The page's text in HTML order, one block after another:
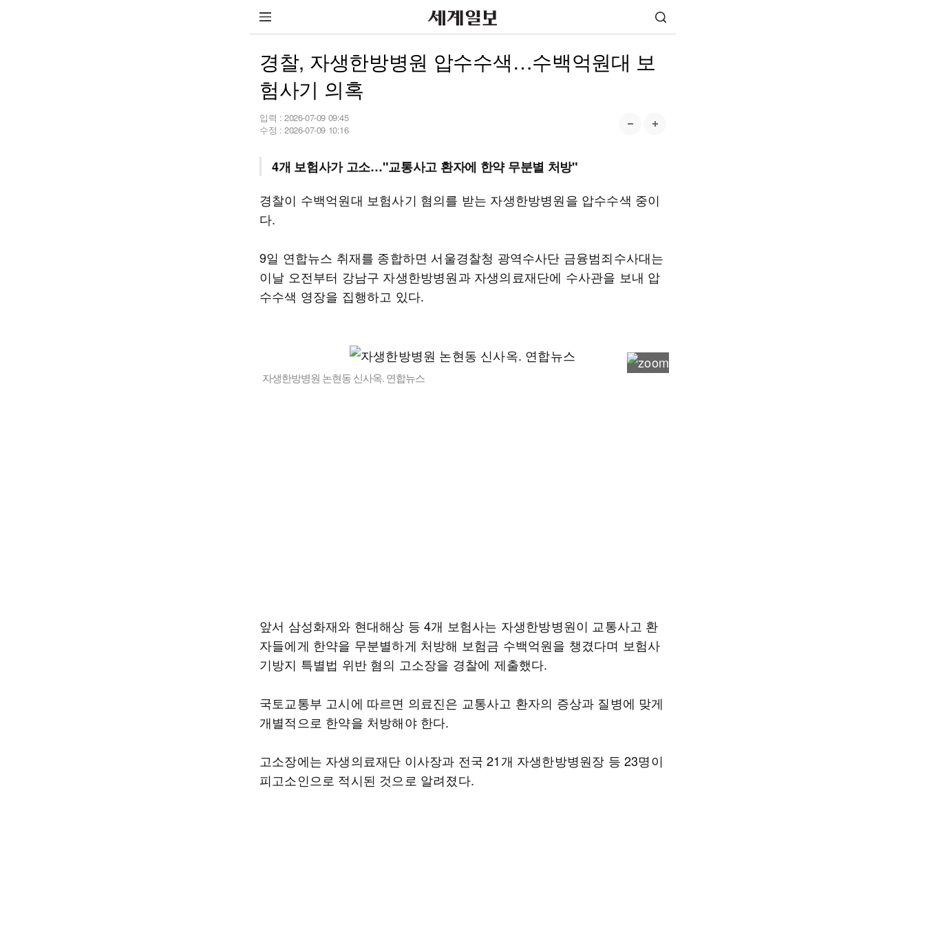
경찰, 자생한방병원 압수수색…수백억원대 보
험사기 의혹
입력 : 2026-07-09 09:45
수정 : 2026-07-09 10:16
4개 보험사가 고소…"교통사고 환자에 한약 무분별 처방"
경찰이 수백억원대 보험사기 혐의를 받는 자생한방병원을 압수수색 중이
다.
9일 연합뉴스 취재를 종합하면 서울경찰청 광역수사단 금융범죄수사대는
이날 오전부터 강남구 자생한방병원과 자생의료재단에 수사관을 보내 압
수수색 영장을 집행하고 있다.
자생한방병원 논현동 신사옥. 연합뉴스
앞서 삼성화재와 현대해상 등 4개 보험사는 자생한방병원이 교통사고 환
자들에게 한약을 무분별하게 처방해 보험금 수백억원을 챙겼다며 보험사
기방지 특별법 위반 혐의 고소장을 경찰에 제출했다.
국토교통부 고시에 따르면 의료진은 교통사고 환자의 증상과 질병에 맞게
개별적으로 한약을 처방해야 한다.
고소장에는 자생의료재단 이사장과 전국 21개 자생한방병원장 등 23명이
피고소인으로 적시된 것으로 알려졌다.